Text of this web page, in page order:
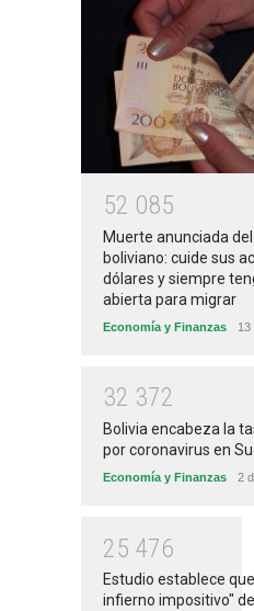
52 085
Muerte anunciada
boliviano: cuide sus
dólares y siempre
abierta para migrar
Economía y Finanzas 13
32 372
Bolivia encabeza la
por coronavirus en
Economía y Finanzas 2
25 476
Estudio establece
infierno impositivo"